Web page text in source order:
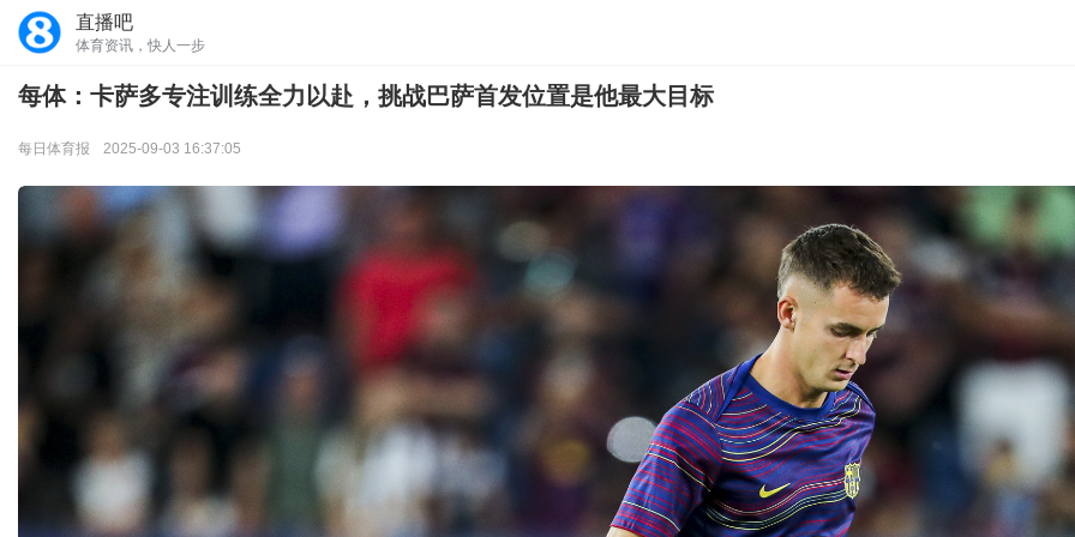
直播吧
体育资讯，快人一步
每体：卡萨多专注训练全力以赴，挑战巴萨首发位置是他最大目标
每日体育报 2025-09-03 16:37:05